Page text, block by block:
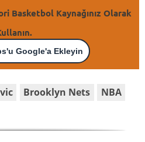
Basketbol Kaynağınız Olarak
Google'a Ekleyin
Brooklyn Nets NBA